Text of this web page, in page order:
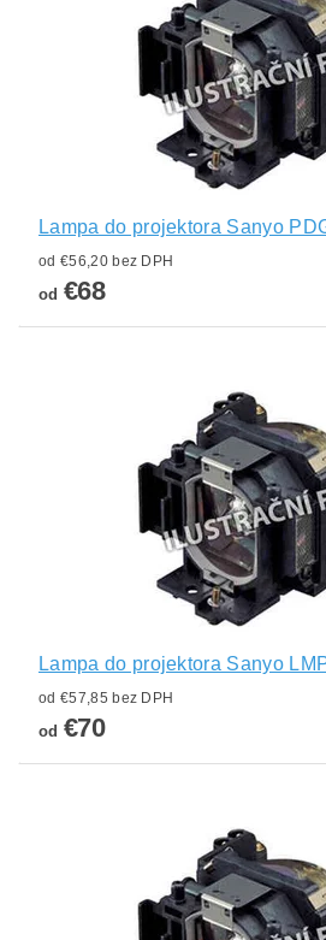
Lampa do projektora Sanyo
od €56,20 bez DPH
od €68
Lampa do projektora Sanyo
od €57,85 bez DPH
od €70